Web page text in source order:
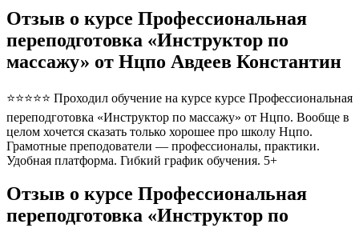
Отзыв о курсе Профессиональная
переподготовка «Инструктор по
массажу» от Нцпо Авдеев Константин
⭐⭐⭐⭐⭐ Проходил обучение на курсе курсе Профессиональная
переподготовка «Инструктор по массажу» от Нцпо. Вообще в
целом хочется сказать только хорошее про школу Нцпо.
Грамотные преподователи — профессионалы, практики.
Удобная платформа. Гибкий график обучения. 5+
Отзыв о курсе Профессиональная
переподготовка «Инструктор по